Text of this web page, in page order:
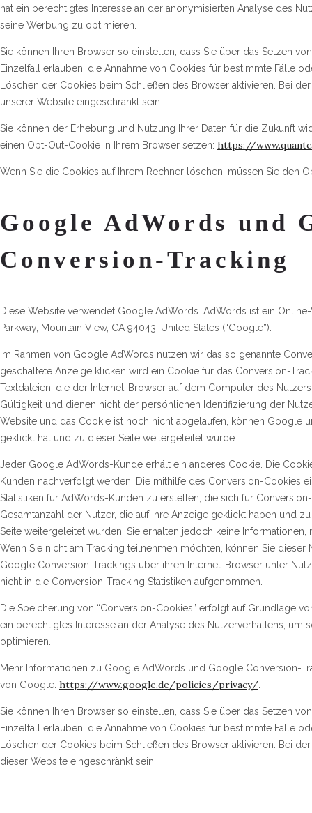
hat ein berechtigtes Interesse an der anonymisierten Analyse des
seine Werbung zu optimieren.
Sie können Ihren Browser so einstellen, dass Sie über das Setzen
Einzelfall erlauben, die Annahme von Cookies für bestimmte Fälle
Löschen der Cookies beim Schließen des Browser aktivieren. Bei
unserer Website eingeschränkt sein.
Sie können der Erhebung und Nutzung Ihrer Daten für die Zukunft
einen Opt-Out-Cookie in Ihrem Browser setzen: https://
Wenn Sie die Cookies auf Ihrem Rechner löschen, müssen Sie den
Google AdWords und
Conversion-Tracking
Diese Website verwendet Google AdWords. AdWords ist ein
Parkway, Mountain View, CA 94043, United States (“Google”).
Im Rahmen von Google AdWords nutzen wir das so genannte
geschaltete Anzeige klicken wird ein Cookie für das Conversion-
Textdateien, die der Internet-Browser auf dem Computer des
Gültigkeit und dienen nicht der persönlichen Identifizierung der
Website und das Cookie ist noch nicht abgelaufen, können Google
geklickt hat und zu dieser Seite weitergeleitet wurde.
Jeder Google AdWords-Kunde erhält ein anderes Cookie. Die
Kunden nachverfolgt werden. Die mithilfe des Conversion-Cookies
Statistiken für AdWords-Kunden zu erstellen, die sich für
Gesamtanzahl der Nutzer, die auf ihre Anzeige geklickt haben und
Seite weitergeleitet wurden. Sie erhalten jedoch keine
Wenn Sie nicht am Tracking teilnehmen möchten, können Sie
Google Conversion-Trackings über ihren Internet-Browser unter
nicht in die Conversion-Tracking Statistiken aufgenommen.
Die Speicherung von “Conversion-Cookies” erfolgt auf Grundlage
ein berechtigtes Interesse an der Analyse des Nutzerverhaltens,
optimieren.
Mehr Informationen zu Google AdWords und Google Conversion-
von Google: https://www.google.de/policies/privacy/.
Sie können Ihren Browser so einstellen, dass Sie über das Setzen
Einzelfall erlauben, die Annahme von Cookies für bestimmte Fälle
Löschen der Cookies beim Schließen des Browser aktivieren. Bei
dieser Website eingeschränkt sein.